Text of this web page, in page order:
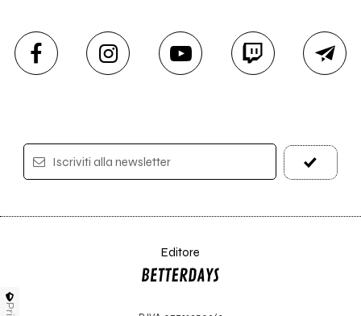
Iscriviti alla newsletter
Editore